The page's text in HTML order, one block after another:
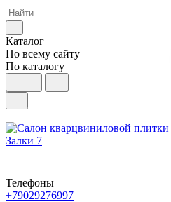
Каталог
По всему сайту
По каталогу
Телефоны
+79029276997